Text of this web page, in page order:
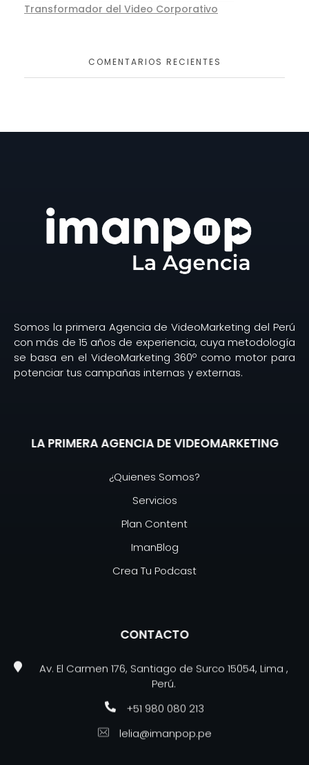
Transformador del Video Corporativo
COMENTARIOS RECIENTES
Somos la primera Agencia de VideoMarketing del Perú
con más de 15 años de experiencia, cuya metodología
se basa en el VideoMarketing 360º como motor para
potenciar tus campañas internas y externas.
LA PRIMERA AGENCIA DE VIDEOMARKETING
¿Quienes Somos?
Servicios
Plan Content
ImanBlog
Crea Tu Podcast
CONTACTO
Av. El Carmen 176, Santiago de Surco 15054, Lima ,
Perú.
+51 980 080 213
lelia@imanpop.pe